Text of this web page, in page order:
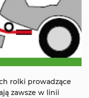
rolki prowadzące
zawsze w linii